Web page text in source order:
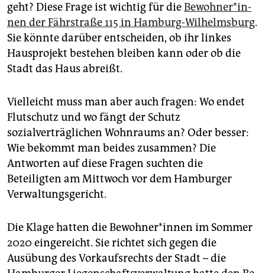
epaper login
geht? Diese Frage ist wichtig für dieBe­woh­ne­r*in­
nen der Fährstraße 115 in Hamburg-Wilhelmsburg.
Sie könnte darüber entscheiden, ob ihr linkes
Hausprojekt bestehen bleiben kann oder ob die
Stadt das Haus abreißt.
Vielleicht muss man aber auch fragen: Wo endet
Flutschutz und wo fängt der Schutz
sozialverträglichen Wohnraums an? Oder besser:
Wie bekommt man beides zusammen? Die
Antworten auf diese Fragen suchten die
Beteiligten am Mittwoch vor dem Hamburger
Verwaltungsgericht.
Die Klage hatten die Be­woh­ne­r*in­nen im Sommer
2020 eingereicht. Sie richtet sich gegen die
Ausübung des Vorkaufsrechts der Stadt – die